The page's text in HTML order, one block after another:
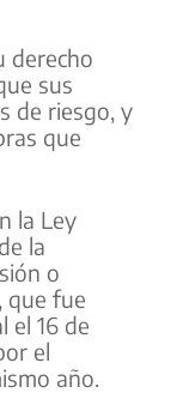
derecho
sus
de riesgo, y
que
la Ley
la
o
que fue
el 16 de
el
año.